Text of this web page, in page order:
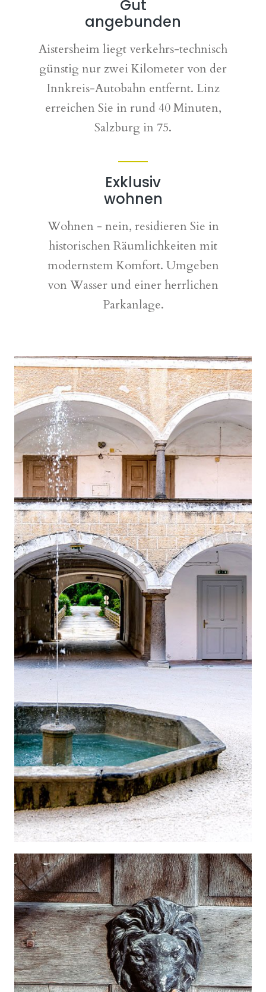
Gut
angebunden
Aistersheim liegt verkehrs-technisch
günstig nur zwei Kilometer von der
Innkreis-Autobahn entfernt. Linz
erreichen Sie in rund 40 Minuten,
Salzburg in 75.
Exklusiv
wohnen
Wohnen - nein, residieren Sie in
historischen Räumlichkeiten mit
modernstem Komfort. Umgeben
von Wasser und einer herrlichen
Parkanlage.